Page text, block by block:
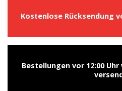
Kostenlose Rücksendung
Bestellungen vor 12:00